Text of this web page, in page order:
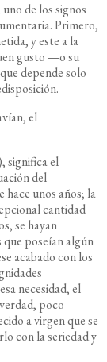
de los signos
Primero,
y este a la
gusto —o su
depende solo
el
, significa el
del
hace unos años; la
cantidad
se hayan
poseían algún
acabado con los
necesidad, el
poco
a virgen que se
con la seriedad y